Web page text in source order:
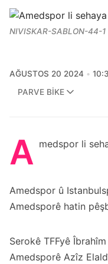
NIVISKAR-SABLON-44-1
AĞUSTOS 20 2024
PARVE BIKE
A medspor li
Amedspor û
Amedsporê hatin
Serokê TFFyê
Amedsporê Azîz